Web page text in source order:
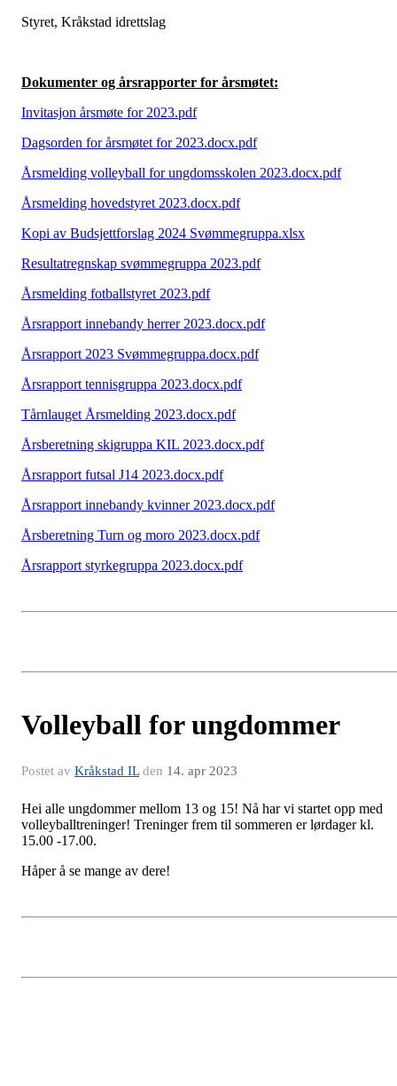
Styret, Kråkstad idrettslag
Dokumenter og årsrapporter for årsmøtet:
Invitasjon årsmøte for 2023.pdf
Dagsorden for årsmøtet for 2023.docx.pdf
Årsmelding volleyball for ungdomsskolen 2023.docx.pdf
Årsmelding hovedstyret 2023.docx.pdf
Kopi av Budsjettforslag 2024 Svømmegruppa.xlsx
Resultatregnskap svømmegruppa 2023.pdf
Årsmelding fotballstyret 2023.pdf
Årsrapport innebandy herrer 2023.docx.pdf
Årsrapport 2023 Svømmegruppa.docx.pdf
Årsrapport tennisgruppa 2023.docx.pdf
Tårnlauget Årsmelding 2023.docx.pdf
Årsberetning skigruppa KIL 2023.docx.pdf
Årsrapport futsal J14 2023.docx.pdf
Årsrapport innebandy kvinner 2023.docx.pdf
Årsberetning Turn og moro 2023.docx.pdf
Årsrapport styrkegruppa 2023.docx.pdf
Volleyball for ungdommer
Postet av Kråkstad ILden 14. apr 2023
Hei alle ungdommer mellom 13 og 15! Nå har vi startet opp med
volleyballtreninger! Treninger frem til sommeren er lørdager kl.
15.00 -17.00.
Håper å se mange av dere!